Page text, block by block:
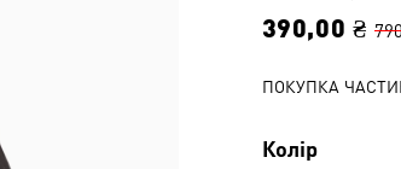
з
390,00 ₴
ПОКУПКА
Колір